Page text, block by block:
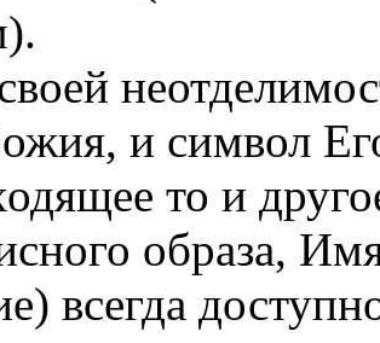
и символ
то и
образа,
всегда